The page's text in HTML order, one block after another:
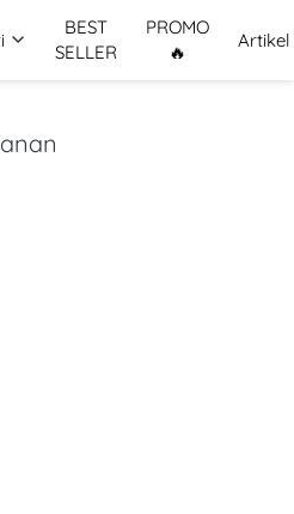
BEST
SELLER
PROMO
🔥
Artikel